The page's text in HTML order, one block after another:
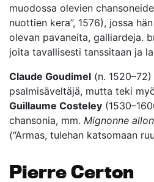
muodossa olevien
nuottien kera”, 1576), jossa
olevan pavaneita, galliardeja.
joita tavallisesti tanssitaan ja
Claude Goudimel (n.
psalmisäveltäjä, mutta teki
Guillaume Costeley
chansonia, mm. Mignonne
(“Armas, tulehan katsomaan
Pierre Certon